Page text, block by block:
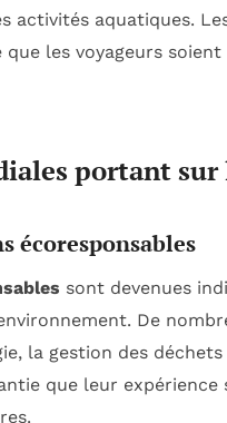
activités aquatiques.
que les voyageurs
portant
écoresponsables
sont devenues
De
la gestion des
que leur